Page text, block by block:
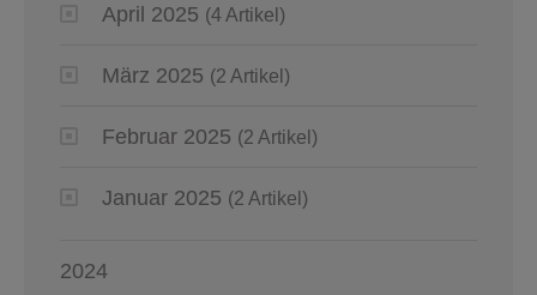
April 2025 (4 Artikel)
März 2025 (2 Artikel)
Februar 2025 (2 Artikel)
Januar 2025 (2 Artikel)
2024